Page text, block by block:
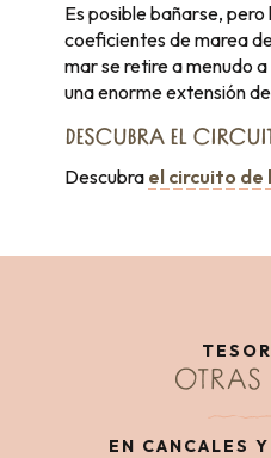
Es posible bañarse,
coeficientes de marea
mar se retire a menudo
una enorme extensión
DESCUBRA EL
Descubra el circuito de
OTRAS
EN CANCALES